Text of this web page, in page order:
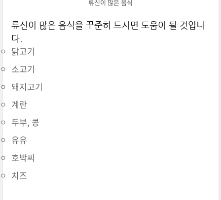
류신이 많은 음식
류신이 많은 음식을 꾸준히 드시면 도움이 될 것입니
다.
닭고기
소고기
돼지고기
계란
두부, 콩
유유
호박씨
치즈